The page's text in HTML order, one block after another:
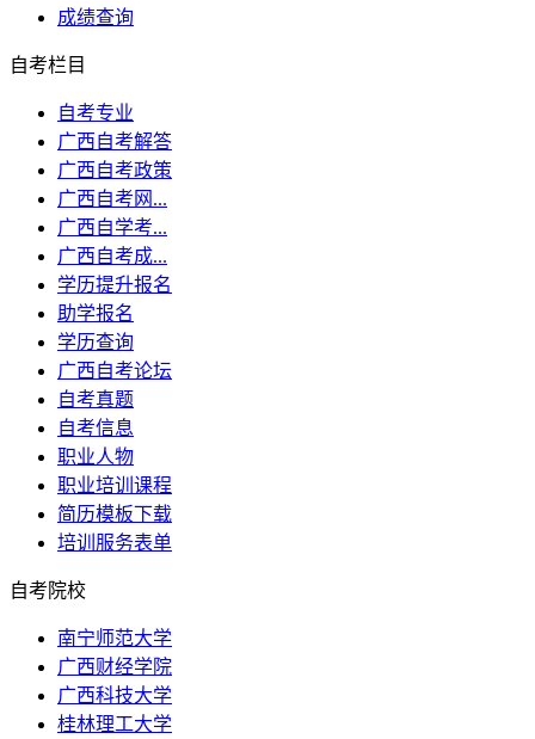
成绩查询
自考栏目
自考专业
广西自考解答
广西自考政策
广西自考网...
广西自学考...
广西自考成...
学历提升报名
助学报名
学历查询
广西自考论坛
自考真题
自考信息
职业人物
职业培训课程
简历模板下载
培训服务表单
自考院校
南宁师范大学
广西财经学院
广西科技大学
桂林理工大学